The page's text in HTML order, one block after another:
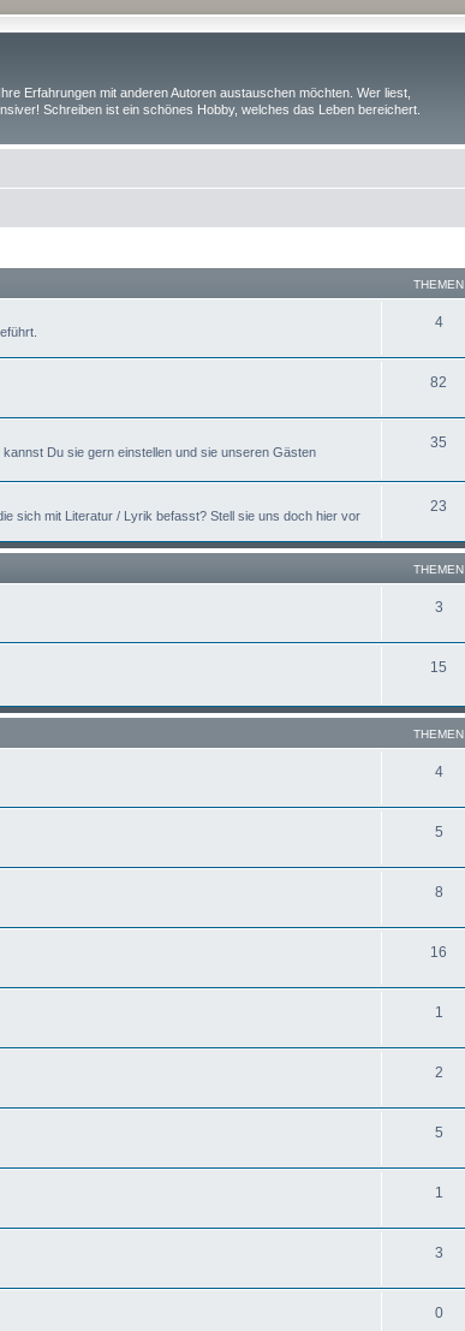
Erfahrungen mit anderen Autoren austauschen möchten. Wer liest,
Schreiben ist ein schönes Hobby, welches das Leben bereichert.
THEMEN
4
82
Du sie gern einstellen und sie unseren Gästen
35
sich mit Literatur / Lyrik befasst? Stell sie uns doch hier vor
23
THEMEN
3
15
THEMEN
4
5
8
16
1
2
5
1
3
0